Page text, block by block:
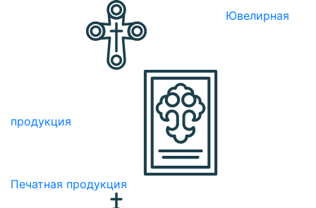
Ювелирная
продукция
Печатная продукция